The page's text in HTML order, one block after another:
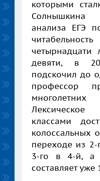
которыми
Солнышкина
анализа ЕГЭ
девяти, в
подскочил до
профессор
классами
колоссальных
переходе из 2-
3-го в 4-й, а
составляет уже